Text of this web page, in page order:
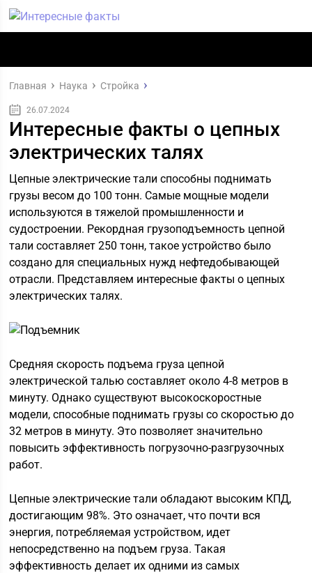
Главная Наука Стройка
26.07.2024
Интересные факты о цепных
электрических талях
Цепные электрические тали способны поднимать
грузы весом до 100 тонн. Самые мощные модели
используются в тяжелой промышленности и
судостроении. Рекордная грузоподъемность цепной
тали составляет 250 тонн, такое устройство было
создано для специальных нужд нефтедобывающей
отрасли. Представляем интересные факты о цепных
электрических талях.
Средняя скорость подъема груза цепной
электрической талью составляет около 4-8 метров в
минуту. Однако существуют высокоскоростные
модели, способные поднимать грузы со скоростью до
32 метров в минуту. Это позволяет значительно
повысить эффективность погрузочно-разгрузочных
работ.
Цепные электрические тали обладают высоким КПД,
достигающим 98%. Это означает, что почти вся
энергия, потребляемая устройством, идет
непосредственно на подъем груза. Такая
эффективность делает их одними из самых